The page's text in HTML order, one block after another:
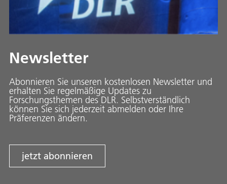
Newsletter
Abonnieren Sie unseren kostenlosen Newsletter und
erhalten Sie regelmäßige Updates zu
Forschungsthemen des DLR. Selbstverständlich
können Sie sich jederzeit abmelden oder Ihre
Präferenzen ändern.
jetzt abonnieren